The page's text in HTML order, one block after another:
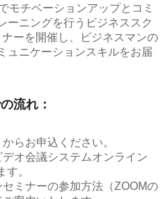
モチベーションアップとコミ
ーニングを行うビジネススク
ーを開催し、ビジネスマンの
ュニケーションスキルをお届
流れ：
らお申込ください。
オ会議システムオンライン
。
ミナーの参加方法（ZOOMの